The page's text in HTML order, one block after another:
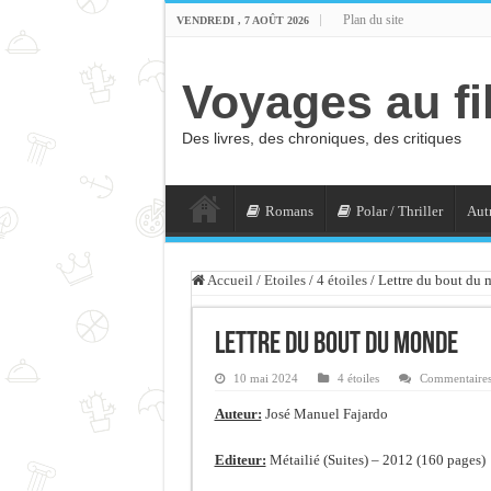
VENDREDI , 7 AOÛT 2026 Plan du site
Voyages au
Des livres, des chroniques, des critiques
Romans Polar / Thriller
Accueil / Etoiles / 4 étoiles / Lettre du bout du
Lettre du bout du monde
10 mai 2024 4 étoiles
Auteur: José Manuel Fajardo
Editeur: Métailié (Suites) – 2012 (160 pages)